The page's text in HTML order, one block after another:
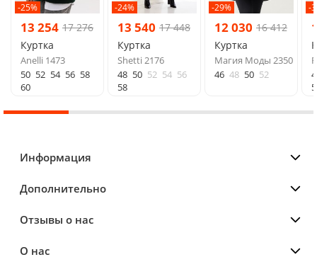
-25%
13 254 17 276
Куртка
Anelli 1473
50 52 54 56 58
60
-24%
13 540 17 448
Куртка
Shetti 2176
48 50 52 54 56
58
-29%
12 030 16 412
Куртка
Магия Моды 2350
46 48 50 52
-
Информация
Дополнительно
Отзывы о нас
О нас